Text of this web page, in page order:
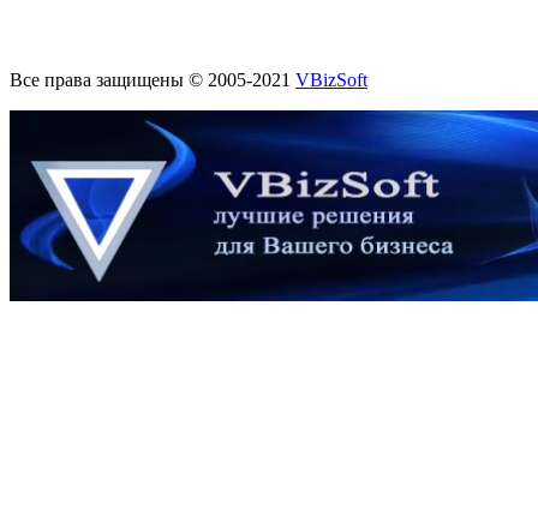
Все права защищены © 2005-2021 VBizSoft